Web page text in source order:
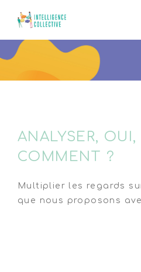
ANALYSER, OUI,
COMMENT ?
Multiplier les regards
que nous proposons